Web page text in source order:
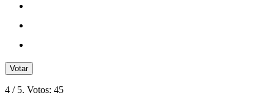
Votar
4 / 5. Votos: 45